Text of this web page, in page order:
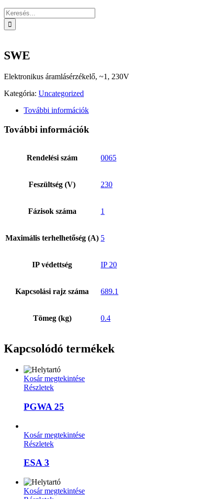
Keresés...
SWE
Elektronikus áramlásérzékelő, ~1, 230V
Kategória: Uncategorized
További információk
További információk
Rendelési szám 0065
Feszültség (V) 230
Fázisok száma 1
Maximális terhelhetőség (A) 5
IP védettség IP 20
Kapcsolási rajz száma 689.1
Tömeg (kg) 0.4
Kapcsolódó termékek
Kosár megtekintése
Részletek
PGWA 25
Kosár megtekintése
Részletek
ESA 3
Kosár megtekintése